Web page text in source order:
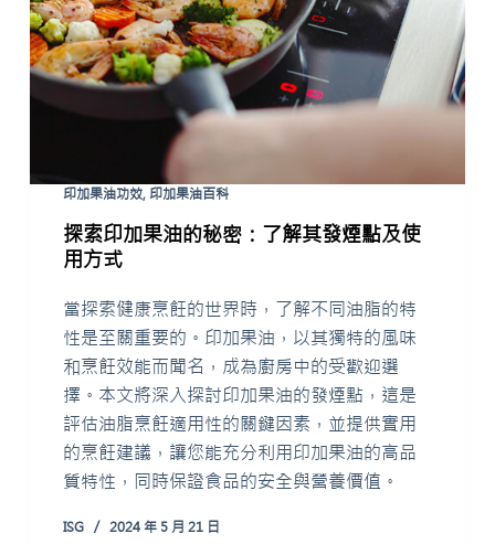
印加果油功效, 印加果油百科
探索印加果油的秘密：了解其發煙點及使
用方式
當探索健康烹飪的世界時，了解不同油脂的特
性是至關重要的。印加果油，以其獨特的風味
和烹飪效能而聞名，成為廚房中的受歡迎選
擇。本文將深入探討印加果油的發煙點，這是
評估油脂烹飪適用性的關鍵因素，並提供實用
的烹飪建議，讓您能充分利用印加果油的高品
質特性，同時保證食品的安全與營養價值。
ISG 2024 年 5 月 21 日